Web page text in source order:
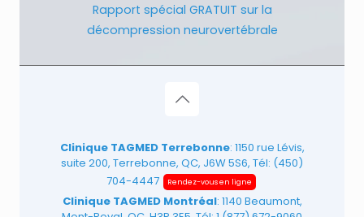
Rapport spécial GRATUIT sur la
décompression neurovertébrale
Clinique TAGMED Terrebonne: 1150 rue Lévis,
suite 200, Terrebonne, QC, J6W 5S6, Tél: (450)
704-4447
Rendez-vous en ligne
Clinique TAGMED Montréal: 1140 Beaumont,